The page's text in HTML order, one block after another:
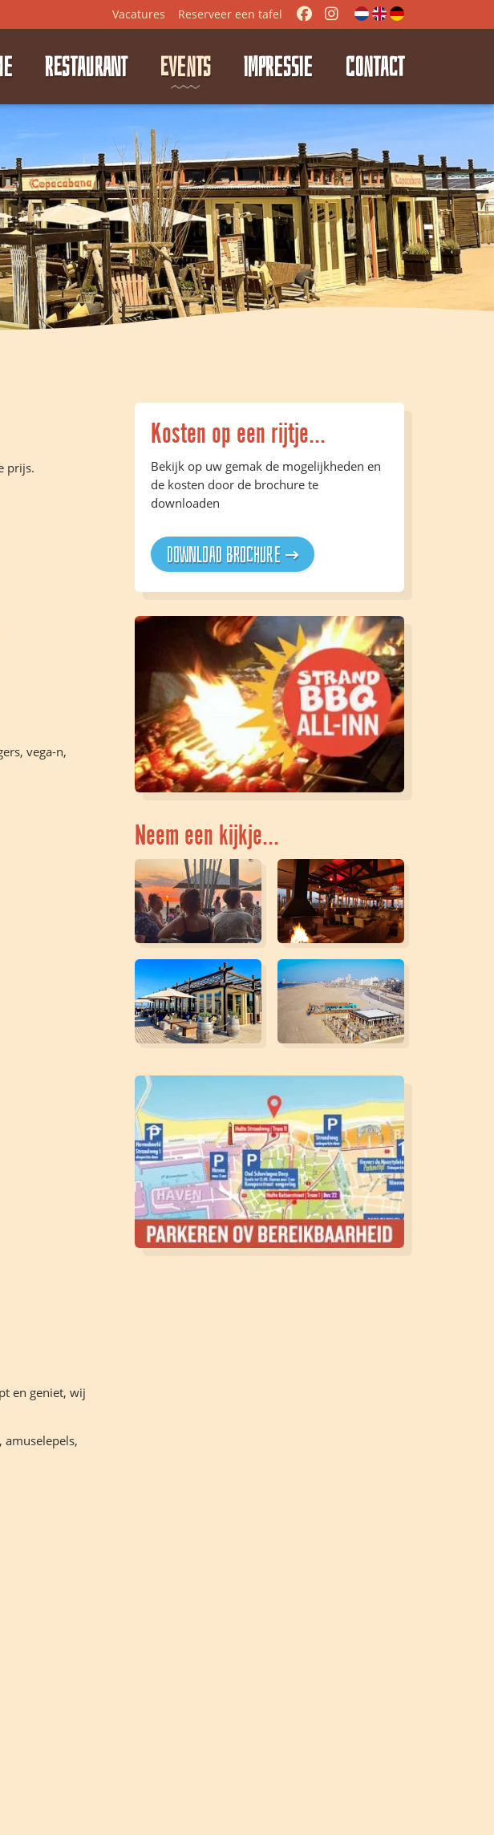
Vacatures Reserveer een tafel
RESTAURANT EVENTS
⭑
⭑
⭑
⭑
⭑
⭑
⭑
⭑
⭑
IMPRESSIE CONTACT
prijs.
vega-n,
en geniet, wij
amuselepels,
Kosten op een rijtje...
Bekijk op uw gemak de mogelijkheden en
de kosten door de brochure te
downloaden
Download brochure
Neem een kijkje...